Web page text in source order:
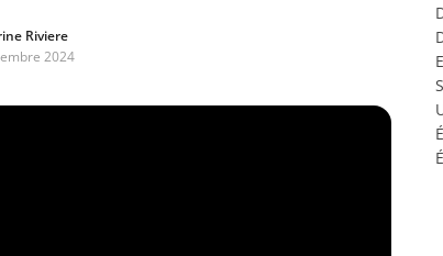
Riviere
2024